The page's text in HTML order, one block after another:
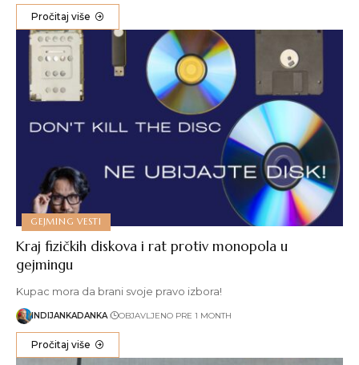
Pročitaj više
GEJMING VESTI
Kraj fizičkih diskova i rat protiv monopola u
gejmingu
Kupac mora da brani svoje pravo izbora!
INDIJANKADANKA OBJAVLJENO PRE 1 MONTH
Pročitaj više